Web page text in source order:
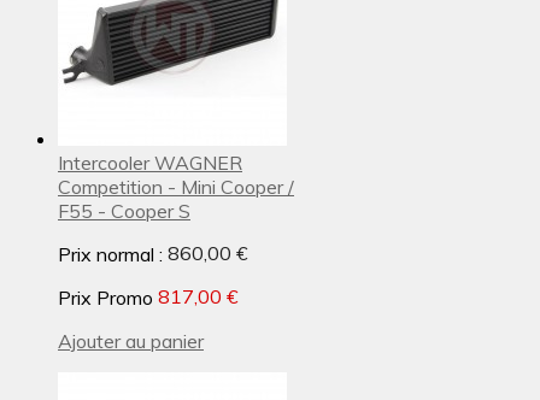
Intercooler WAGNER
Competition - Mini Cooper /
F55 - Cooper S
Prix normal : 860,00 €
Prix Promo 817,00 €
Ajouter au panier